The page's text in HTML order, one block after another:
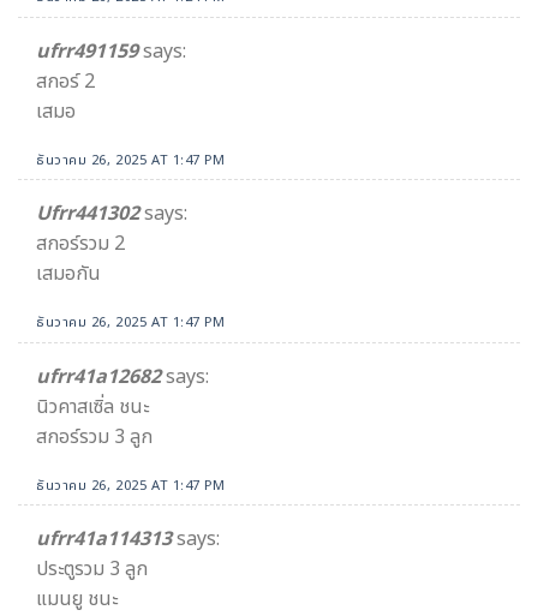
ufrr491159says:
สกอร์ 2
เสมอ
ธันวาคม 26, 2025 AT 1:47 PM
Ufrr441302says:
สกอร์รวม 2
เสมอกัน
ธันวาคม 26, 2025 AT 1:47 PM
ufrr41a12682says:
นิวคาสเซิ่ล ชนะ
สกอร์รวม 3 ลูก
ธันวาคม 26, 2025 AT 1:47 PM
ufrr41a114313says:
ประตูรวม 3 ลูก
แมนยู ชนะ